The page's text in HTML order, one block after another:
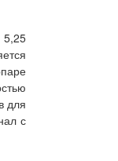
5,25
для
с